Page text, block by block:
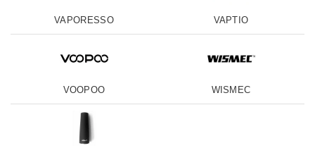
VAPORESSO VAPTIO
VOOPOO WISMEC